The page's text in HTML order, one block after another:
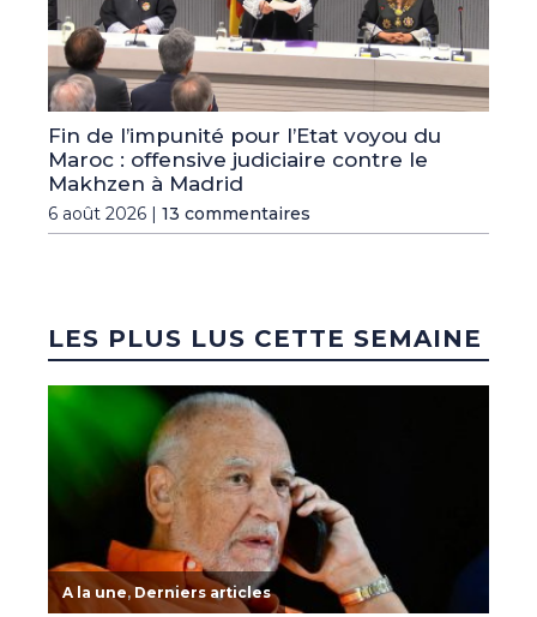
Fin de l’impunité pour l’Etat voyou du
Maroc : offensive judiciaire contre le
Makhzen à Madrid
6 août 2026 | 13 commentaires
LES PLUS LUS CETTE SEMAINE